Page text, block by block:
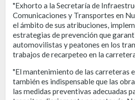
"Exhorto a la Secretaría de
Comunicaciones y Transportes en
el ámbito de sus atribuciones,
estrategias de prevención que
automovilistas y peatones en los
trabajos de recarpeteo en la
"El mantenimiento de las carreteras
también es indispensable que las
las medidas preventivas adecuadas